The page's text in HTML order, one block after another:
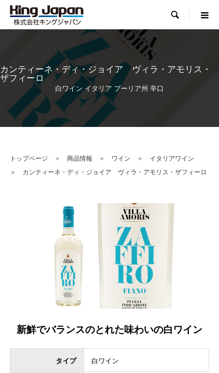

カンティーネ・ディ・ジョイア ヴィラ・アモリス・
ザフィーロ
白ワイン イタリア プーリア州 辛口
トップページ ＞ 商品情報 ＞ ワイン ＞ イタリアワイン
＞ カンティーネ・ディ・ジョイア ヴィラ・アモリス・ザフィーロ
新鮮でバランスのとれた味わいの白ワイン
タイプ 白ワイン